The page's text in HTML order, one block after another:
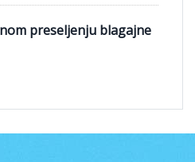
preseljenju blagajne